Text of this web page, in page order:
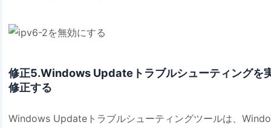
修正5.Windows Updateトラブルシューティング
修正する
Windows Updateトラブルシューティングツールは、